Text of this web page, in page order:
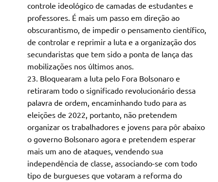
controle ideológico de camadas de estudantes e
professores. É mais um passo em direção ao
obscurantismo, de impedir o pensamento científico,
de controlar e reprimir a luta e a organização dos
secundaristas que tem sido a ponta de lança das
mobilizações nos últimos anos.
Bloquearam a luta pelo Fora Bolsonaro e
retiraram todo o significado revolucionário dessa
palavra de ordem, encaminhando tudo para as
eleições de 2022, portanto, não pretendem
organizar os trabalhadores e jovens para pôr abaixo
o governo Bolsonaro agora e pretendem esperar
mais um ano de ataques, vendendo sua
independência de classe, associando-se com todo
tipo de burgueses que votaram a reforma do